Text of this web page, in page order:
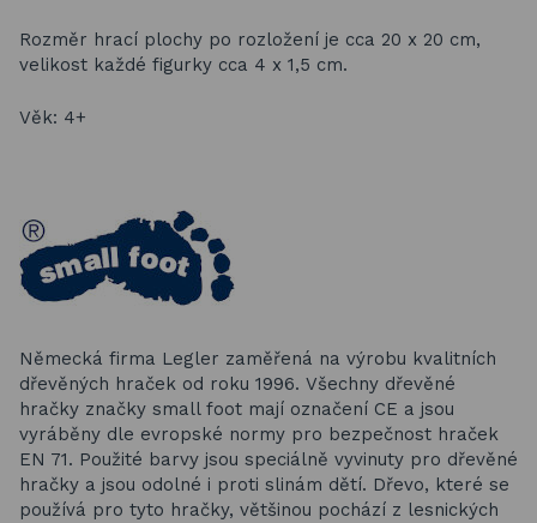
Rozměr hrací plochy po rozložení je cca 20 x 20 cm,
velikost každé figurky cca 4 x 1,5 cm.
Věk: 4+
Německá firma Legler zaměřená na výrobu kvalitních
dřevěných hraček od roku 1996. Všechny dřevěné
hračky značky small foot mají označení CE a jsou
vyráběny dle evropské normy pro bezpečnost hraček
EN 71. Použité barvy jsou speciálně vyvinuty pro dřevěné
hračky a jsou odolné i proti slinám dětí. Dřevo, které se
používá pro tyto hračky, většinou pochází z lesnických